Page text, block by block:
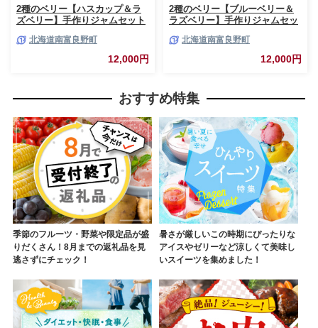
2種のベリー【ハスカップ＆ラ
ズベリー】手作りジャムセット
ム ベリー ハスカップ ラズベリ
ー ソース カシス てんさい糖 無
農薬 ポリフェノール 鉄分 ビタ
北海道南富良野町
12,000円
2種のベリー【ブルーベリー＆
ラズベリー】手作りジャムセッ
ャム ベリー ブルーベリー ラズ
ベリー ソース カシス 果実 てん
北海道南富良野町
12,000円
おすすめ特集
季節のフルーツ・野菜や限定品が盛
りだくさん！8月までの返礼品を見
逃さずにチェック！
暑さが厳しいこの時期にぴったりな
アイスやゼリーなど涼しくて美味し
いスイーツを集めました！